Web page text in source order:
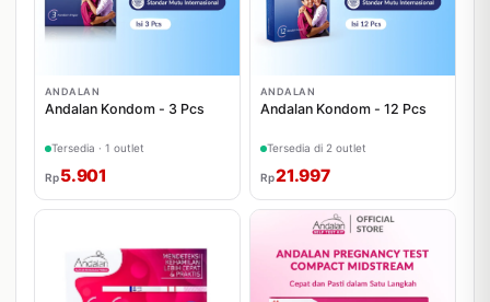
ANDALAN
Andalan Kondom - 3 Pcs
Tersedia · 1 outlet
Rp 5.901
ANDALAN
Andalan Kondom - 12 Pcs
Tersedia di 2 outlet
Rp21.997